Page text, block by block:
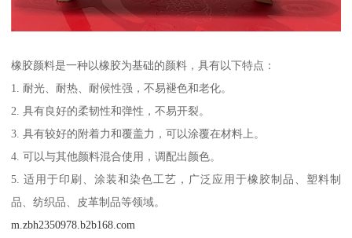
橡胶颜料是一种以橡胶为基础的颜料，具有以下特点：
1. 耐光、耐热、耐候性强，不易褪色和老化。
2. 具有良好的柔韧性和弹性，不易开裂。
3. 具有较好的附着力和覆盖力，可以涂覆在材料上。
4. 可以与其他颜料混合使用，调配出颜色。
5. 适用于印刷、涂装和染色工艺，广泛应用于橡胶制品、塑料制
品、纺织品、皮革制品等领域。
m.zbh2350978.b2b168.com